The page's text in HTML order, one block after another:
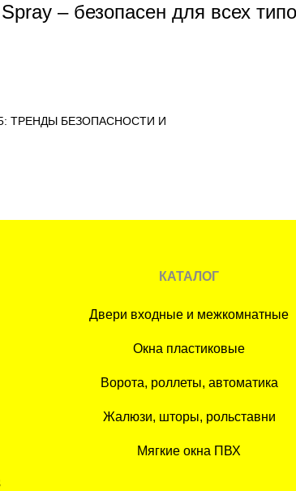
– безопасен для всех
ТРЕНДЫ БЕЗОПАСНОСТИ И
КАТАЛОГ
Двери входные и межкомнатные
Окна пластиковые
Ворота, роллеты, автоматика
Жалюзи, шторы, рольставни
Мягкие окна ПВХ